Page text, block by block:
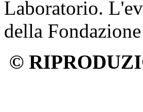
Laboratorio.
della
©